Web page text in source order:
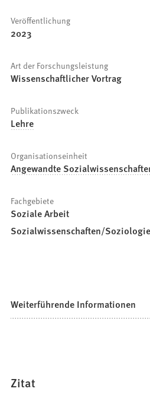
Veröffentlichung
2023
Art der Forschungsleistung
Wissenschaftlicher Vortrag
Publikationszweck
Lehre
Organisationseinheit
Angewandte
Fachgebiete
Soziale Arbeit
Sozialwissenschaften/
Weiterführende Informationen
Zitat